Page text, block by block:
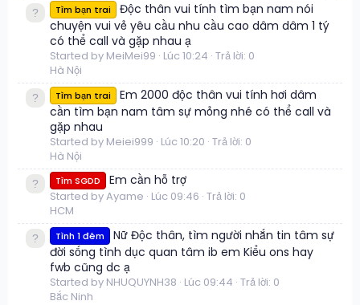
Tìm bạn trai
Độc thân vui tính tìm bạn nam nói
chuyện vui vẻ yêu cầu nhu cầu cao dâm dâm 1 tý
có thể call và gặp nhau ạ
Started by MeiMei99 Lúc 10:24 Trả lời: 0
Hà Nội
Tìm bạn trai
Em 2000 độc thân vui tính hơi dâm
cần tìm bạn nam tâm sự mỏng nhé có thể call và
gặp nhau
Started by Meiei999 Lúc 10:20 Trả lời: 0
Hà Nội
Tìm SGDD Em cần hỗ trợ
Started by Ayame Lúc 09:46 Trả lời: 0
HCM
Tình 1 đêm
Nữ Độc thân, tìm người nhắn tin tâm sự
đời sống tình dục quan tâm ib em Kiểu ons hay
fwb cũng dc ạ
Started by NHUQUYNH38 Lúc 09:44 Trả lời: 0
Bắc Ninh